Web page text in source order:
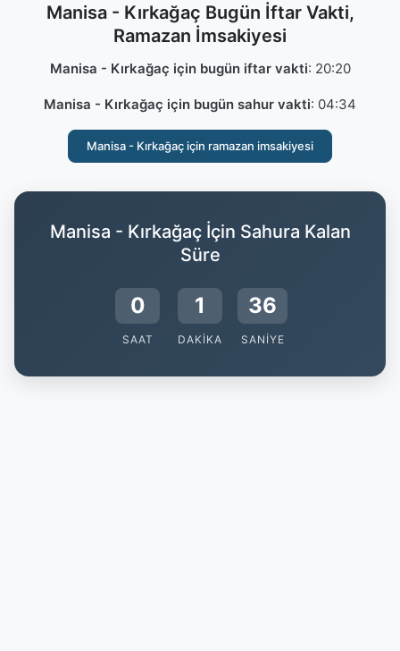
Manisa - Kırkağaç Bugün İftar Vakti,
Ramazan İmsakiyesi
Manisa - Kırkağaç için bugün iftar vakti: 20:20
Manisa - Kırkağaç için bugün sahur vakti: 04:34
Manisa - Kırkağaç için ramazan imsakiyesi
Manisa - Kırkağaç İçin Sahura Kalan
Süre
0
SAAT
1
DAKIKA
35
SANIYE